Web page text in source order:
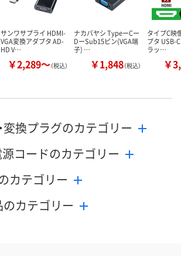
サンワサプライ HDMI-
VGA変換アダプタ AD-
HD V…
￥2,289～（税込）
ナカバヤシ TypeーCー
DーSub15ピン(VGA端
子) …
￥1,848（税込）
タイプC映
プタ USB-
ラッ…
￥
変換プラグのカテゴリー
コードのカテゴリー
カテゴリー
のカテゴリー